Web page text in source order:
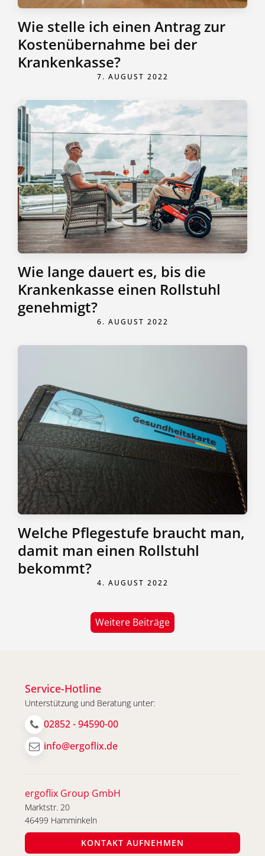
Wie stelle ich einen Antrag zur
Kostenübernahme bei der
Krankenkasse?
7. AUGUST 2022
Wie lange dauert es, bis die
Krankenkasse einen Rollstuhl
genehmigt?
6. AUGUST 2022
Welche Pflegestufe braucht man,
damit man einen Rollstuhl
bekommt?
4. AUGUST 2022
Krankenkasse: Antrag, Kosten,
Zuzahlung & Beispiele
2. JANUAR 2026
Weitere Beiträge
Service-Hotline
Unterstützung und Beratung unter:
02852 - 94590-00
info@ergoflix.de
ergoflix Group GmbH
Marktstr. 20
46499 Hamminkeln
KONTAKT AUFNEHMEN